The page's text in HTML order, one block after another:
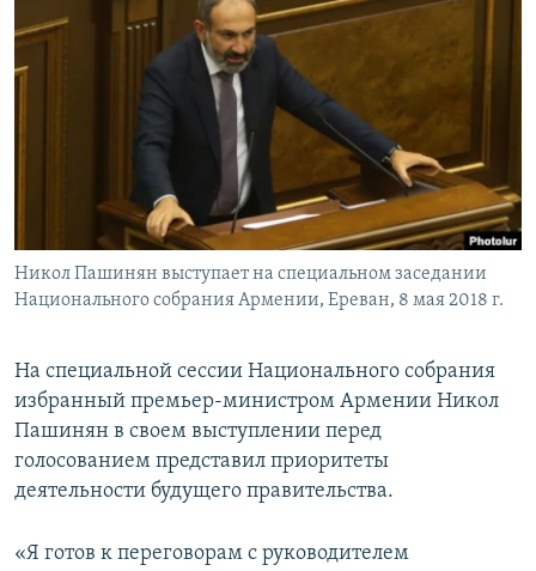
СПОРТ
АРХИВ
Русский
Все сайты Радио Азатутюн
Никол Пашинян выступает на специальном заседании
Национального собрания Армении, Ереван, 8 мая 2018 г.
На специальной сессии Национального собрания
избранный премьер-министром Армении Никол
Пашинян в своем выступлении перед
голосованием представил приоритеты
деятельности будущего правительства.
«Я готов к переговорам с руководителем